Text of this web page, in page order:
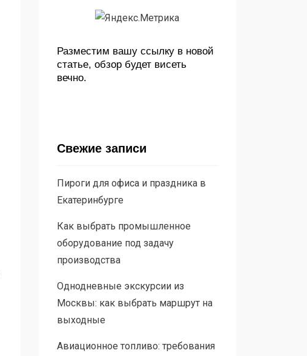
Разместим вашу ссылку в новой
статье, обзор будет висеть
вечно.
Свежие записи
Пироги для офиса и праздника в
Екатеринбурге
Как выбрать промышленное
оборудование под задачу
производства
Однодневные экскурсии из
Москвы: как выбрать маршрут на
выходные
Авиационное топливо: требования